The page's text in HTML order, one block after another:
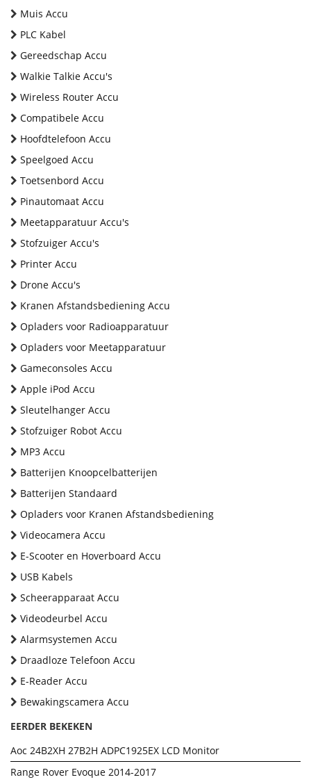
Muis Accu
PLC Kabel
Gereedschap Accu
Walkie Talkie Accu's
Wireless Router Accu
Compatibele Accu
Hoofdtelefoon Accu
Speelgoed Accu
Toetsenbord Accu
Pinautomaat Accu
Meetapparatuur Accu's
Stofzuiger Accu's
Printer Accu
Drone Accu's
Kranen Afstandsbediening Accu
Opladers voor Radioapparatuur
Opladers voor Meetapparatuur
Gameconsoles Accu
Apple iPod Accu
Sleutelhanger Accu
Stofzuiger Robot Accu
MP3 Accu
Batterijen Knoopcelbatterijen
Batterijen Standaard
Opladers voor Kranen Afstandsbediening
Videocamera Accu
E-Scooter en Hoverboard Accu
USB Kabels
Scheerapparaat Accu
Videodeurbel Accu
Alarmsystemen Accu
Draadloze Telefoon Accu
E-Reader Accu
Bewakingscamera Accu
EERDER BEKEKEN
Aoc 24B2XH 27B2H ADPC1925EX LCD Monitor
Range Rover Evoque 2014-2017